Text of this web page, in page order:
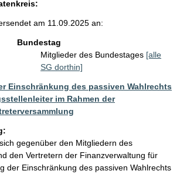
am 11.09.2025 an:
Bundestag
Mitglieder des Bundestages [alle
SG dorthin]
Einschränkung des passiven Wahlrechts
im Rahmen der
gegenüber den Mitgliedern des
den Vertretern der Finanzverwaltung für
der Einschränkung des passiven Wahlrechts